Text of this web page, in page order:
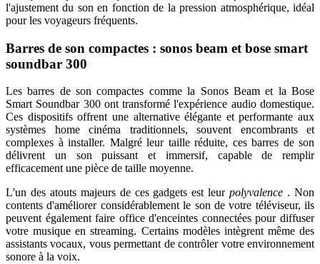
l'ajustement du son en fonction de la pression atmosphérique, idéal
pour les voyageurs fréquents.
Barres de son compactes : sonos beam et bose smart
soundbar 300
Les barres de son compactes comme la Sonos Beam et la Bose
Smart Soundbar 300 ont transformé l'expérience audio domestique.
Ces dispositifs offrent une alternative élégante et performante aux
systèmes home cinéma traditionnels, souvent encombrants et
complexes à installer. Malgré leur taille réduite, ces barres de son
délivrent un son puissant et immersif, capable de remplir
efficacement une pièce de taille moyenne.
L'un des atouts majeurs de ces gadgets est leurpolyvalence . Non
contents d'améliorer considérablement le son de votre téléviseur, ils
peuvent également faire office d'enceintes connectées pour diffuser
votre musique en streaming. Certains modèles intègrent même des
assistants vocaux, vous permettant de contrôler votre environnement
sonore à la voix.